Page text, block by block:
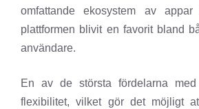
omfattande ekosystem av
plattformen blivit en favorit bland
användare.
En av de största fördelarna
flexibilitet, vilket gör det möjligt